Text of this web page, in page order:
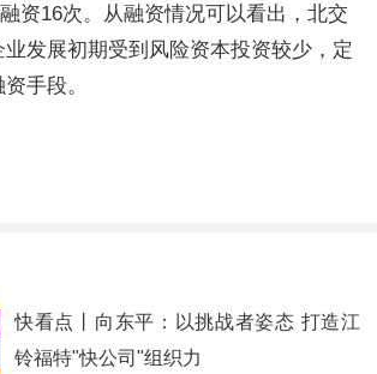
资16次。从融资情况可以看出，北交
业发展初期受到风险资本投资较少，定
手段。
快看点丨向东平：以挑战者姿态 打造江
铃福特"快公司"组织力